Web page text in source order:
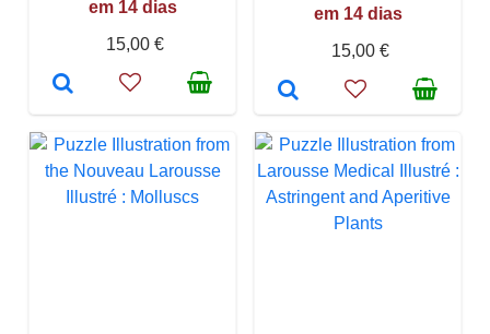
em 14 dias
15,00 €
em 14 dias
15,00 €